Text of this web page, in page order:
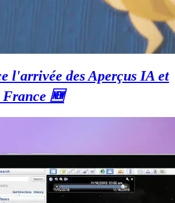
l'arrivée des Aperçus IA et
France 🆕